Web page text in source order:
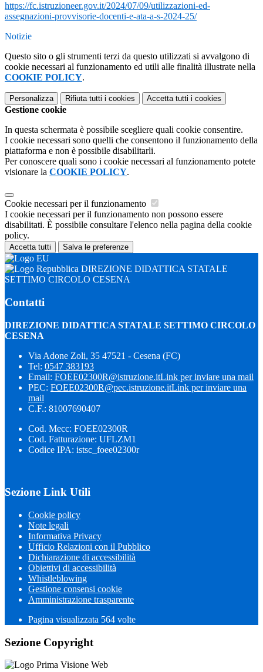
https://fc.istruzioneer.gov.it/2024/07/09/utilizzazioni-ed-
assegnazioni-provvisorie-docenti-e-ata-a-s-2024-25/
Notizie
Questo sito o gli strumenti terzi da questo utilizzati si avvalgono di
cookie necessari al funzionamento ed utili alle finalità illustrate nella
COOKIE POLICY.
Personalizza Rifiuta tutti i cookies Accetta tutti i cookies
Gestione cookie
In questa schermata è possibile scegliere quali cookie consentire.
I cookie necessari sono quelli che consentono il funzionamento della
piattaforma e non è possibile disabilitarli.
Per conoscere quali sono i cookie necessari al funzionamento potete
visionare la COOKIE POLICY.
Cookie necessari per il funzionamento
I cookie necessari per il funzionamento non possono essere
disabilitati. È possibile consultare l'elenco nella pagina della cookie
policy.
Accetta tutti Salva le preferenze
DIREZIONE DIDATTICA STATALE
SETTIMO CIRCOLO CESENA
Contatti
DIREZIONE DIDATTICA STATALE SETTIMO CIRCOLO
CESENA
Via Adone Zoli, 35 47521 - Cesena (FC)
Tel: 0547 383193
Email: FOEE02300R@istruzione.itLink per inviare una mail
PEC: FOEE02300R@pec.istruzione.itLink per inviare una
mail
C.F.: 81007690407
Cod. Mecc: FOEE02300R
Cod. Fatturazione: UFLZM1
Codice IPA: istsc_foee02300r
Sezione Link Utili
Cookie policy
Note legali
Informativa Privacy
Ufficio Relazioni con il Pubblico
Dichiarazione di accessibilità
Obiettivi di accessibilità
Whistleblowing
Gestione consensi cookie
Amministrazione trasparente
Pagina visualizzata 564 volte
Sezione Copyright